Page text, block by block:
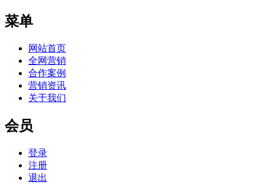
菜单
网站首页
全网营销
合作案例
营销资讯
关于我们
会员
登录
注册
退出